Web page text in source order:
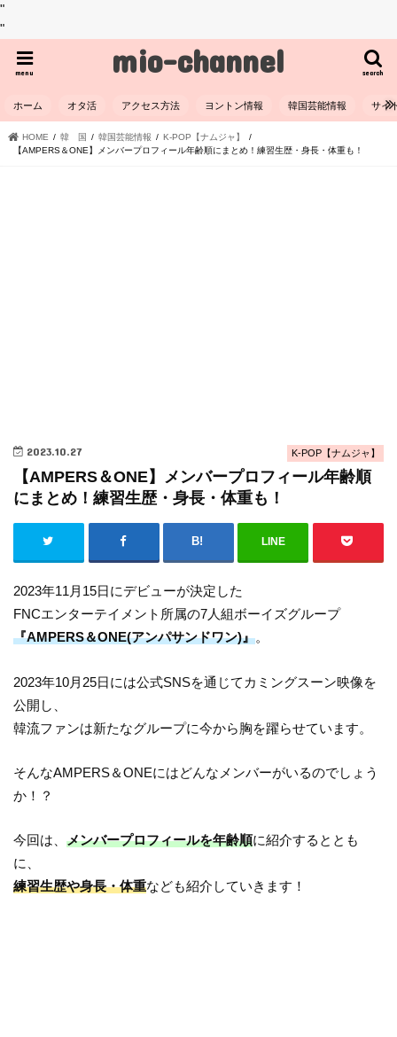
"
"
mio-channel search
menu
ホーム オタ活 アクセス方法 ヨントン情報 韓国芸能情報 サイ
HOME 韓 国 韓国芸能情報
K-POP【ナムジャ】
【AMPERS＆ONE】メンバープロフィール年齢順にまとめ！練習生歴・身長・体重も！
K-POP【ナムジャ】
2023.10.27
【AMPERS＆ONE】メンバープロフィール年齢順
にまとめ！練習生歴・身長・体重も！
LINE
2023年11月15日にデビューが決定した
FNCエンターテイメント所属の7人組ボーイズグループ
『AMPERS＆ONE(アンパサンドワン)』。
2023年10月25日には公式SNSを通じてカミングスーン映像を
公開し、
韓流ファンは新たなグループに今から胸を躍らせています。
そんなAMPERS＆ONEにはどんなメンバーがいるのでしょう
か！？
今回は、メンバープロフィールを年齢順に紹介するととも
に、
練習生歴や身長・体重なども紹介していきます！